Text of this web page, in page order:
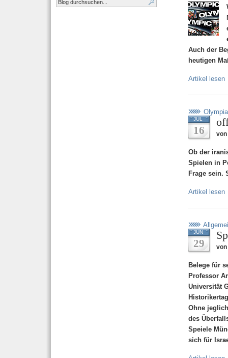
Auch der
heutigen
Artikel lesen
Olympia
JUL
16
Ob der
Spielen in
Frage sein.
Artikel lesen
JUN
29 von
Belege für
Professor
Universität
Ohne
des
Speiele
sich für